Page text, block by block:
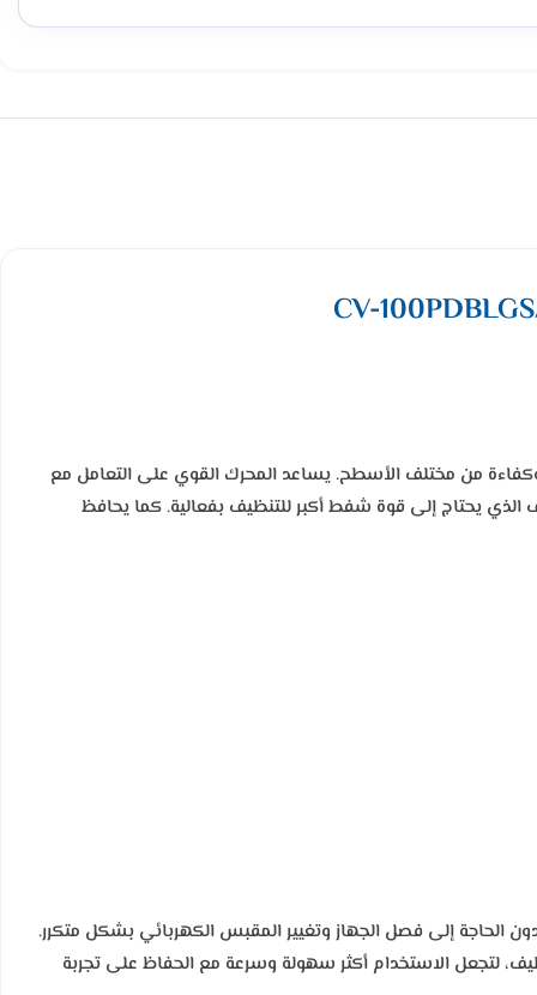
والغبار المتراكم بسرعة وكفاءة من مختلف الأسطح. يساعد المحرك القوي على التعامل مع
الذي يحتاج إلى قوة شفط أكبر للتنظيف بفعالية. كما يحافظ
الحاجة إلى فصل الجهاز وتغيير المقبس الكهربائي بشكل متكرر.
لتجعل الاستخدام أكثر سهولة وسرعة مع الحفاظ على تجربة